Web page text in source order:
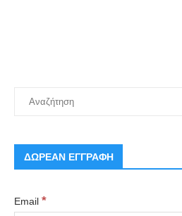
ΔΩΡΕΑΝ ΕΓΓΡΑΦΗ
Email *